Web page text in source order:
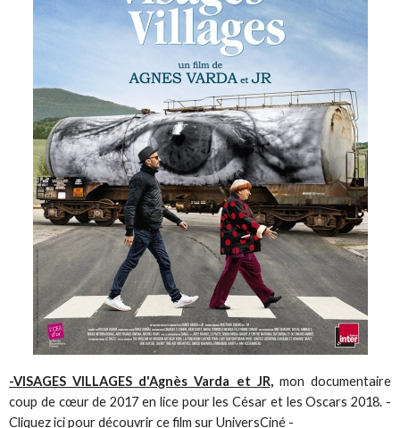
-VISAGES VILLAGES d'Agnès Varda et JR,mon documentaire
coup de cœur de 2017 en lice pour les César et les Oscars 2018. -
Cliquez ici pour découvrir ce film sur UniversCiné -